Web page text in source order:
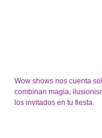
Wow shows nos cuenta
combinan magia,
los invitados en tu fiesta.